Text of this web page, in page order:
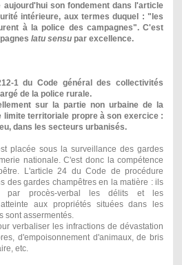
aujourd'hui son fondement dans l'article
intérieure, aux termes duquel : "les
à la police des campagnes". C'est
latu sensupar excellence.
1 du Code général des collectivités
de la police rurale.
sur la partie non urbaine de la
limite territoriale propre à son exercice :
dans les secteurs urbanisés.
placée sous la surveillance des gardes
nationale. C'est donc la compétence
L'article 24 du Code de procédure
des gardes champêtres en la matière : ils
par procès-verbal les délits et les
aux propriétés situées dans les
sont assermentés.
verbaliser les infractions de dévastation
d'empoisonnement d'animaux, de bris
etc.